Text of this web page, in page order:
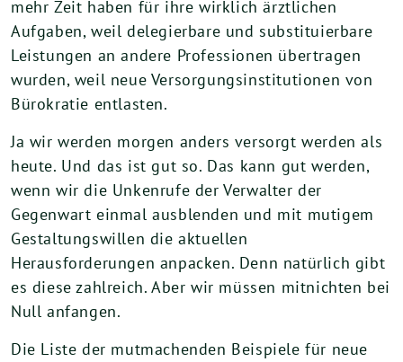
mehr Zeit haben für ihre wirklich ärztlichen
Aufgaben, weil delegierbare und substituierbare
Leistungen an andere Professionen übertragen
wurden, weil neue Versorgungsinstitutionen von
Bürokratie entlasten.
Ja wir werden morgen anders versorgt werden als
heute. Und das ist gut so. Das kann gut werden,
wenn wir die Unkenrufe der Verwalter der
Gegenwart einmal ausblenden und mit mutigem
Gestaltungswillen die aktuellen
Herausforderungen anpacken. Denn natürlich gibt
es diese zahlreich. Aber wir müssen mitnichten bei
Null anfangen.
Die Liste der mutmachenden Beispiele für neue